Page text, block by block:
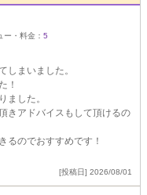
ー・料金： 5
しまいました。
！
ました。
きアドバイスもして頂けるの
るのでおすすめです！
[投稿日] 2026/08/01